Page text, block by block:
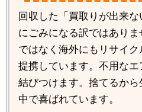
回収した「買取りが出来
にごみになる訳ではあり
ではなく海外にもリサイ
提携しています。不用な
結びつけます。捨てるか
中で喜ばれています。